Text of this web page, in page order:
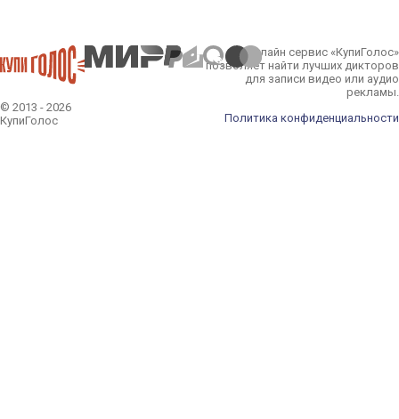
© 2013 - 2026
КупиГолос
Онлайн сервис «КупиГолос»
позволяет найти лучших дикторов
для записи видео или аудио
рекламы.
Политика конфиденциальности